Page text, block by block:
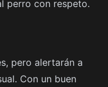
perro con respeto.
pero alertarán a
Con un buen